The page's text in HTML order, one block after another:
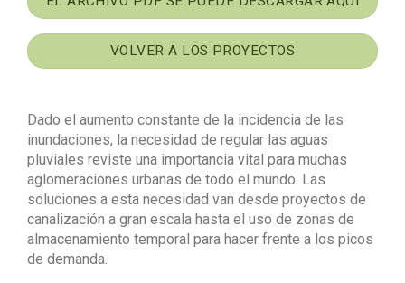
VOLVER A LOS PROYECTOS
Dado el aumento constante de la incidencia de las
inundaciones, la necesidad de regular las aguas
pluviales reviste una importancia vital para muchas
aglomeraciones urbanas de todo el mundo. Las
soluciones a esta necesidad van desde proyectos de
canalización a gran escala hasta el uso de zonas de
almacenamiento temporal para hacer frente a los picos
de demanda.